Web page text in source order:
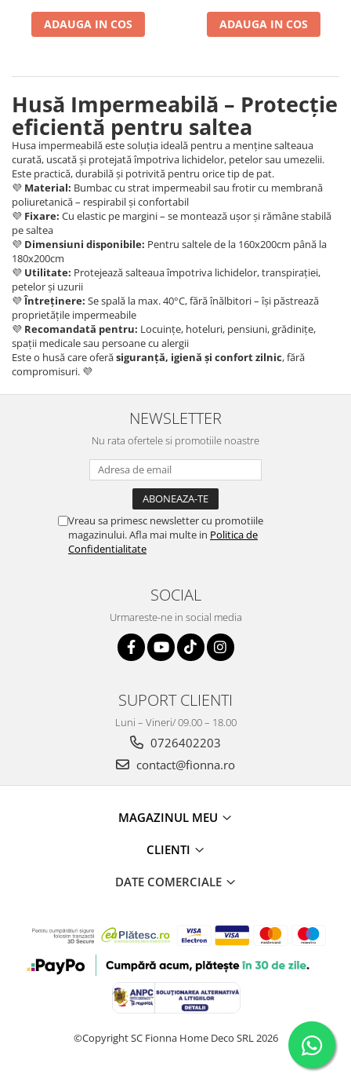
ADAUGA IN COS ADAUGA IN COS
Husă Impermeabilă – Protecție
eficientă pentru saltea
Husa impermeabilă este soluția ideală pentru a menține salteaua
curată, uscată și protejată împotriva lichidelor, petelor sau umezelii.
Este practică, durabilă și potrivită pentru orice tip de pat.
💜 Material: Bumbac cu strat impermeabil sau frotir cu membrană
poliuretanică – respirabil și confortabil
💜 Fixare: Cu elastic pe margini – se montează ușor și rămâne stabilă
pe saltea
💜 Dimensiuni disponibile: Pentru saltele de la 160x200cm până la
180x200cm
💜 Utilitate: Protejează salteaua împotriva lichidelor, transpirației,
petelor și uzurii
💜Întreținere: Se spală la max. 40°C, fără înălbitori – își păstrează
proprietățile impermeabile
💜 Recomandată pentru: Locuințe, hoteluri, pensiuni, grădinițe,
spații medicale sau persoane cu alergii
Este o husă care oferăsiguranță, igienă și confort zilnic, fără
compromisuri. 💜
NEWSLETTER
Nu rata ofertele si promotiile noastre
Vreau sa primesc newsletter cu promotiile
magazinului. Afla mai multe in Politica de
Confidentialitate
SOCIAL
Urmareste-ne in social media
SUPORT CLIENTI
Luni – Vineri/ 09.00 – 18.00
0726402203
contact@fionna.ro
MAGAZINUL MEU
CLIENTI
DATE COMERCIALE
©Copyright SC Fionna Home Deco SRL 2026